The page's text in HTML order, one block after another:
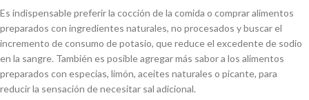
Es indispensable preferir la cocción de la comida o comprar alimentos
preparados con ingredientes naturales, no procesados y buscar el
incremento de consumo de potasio, que reduce el excedente de sodio
en la sangre. También es posible agregar más sabor a los alimentos
preparados con especias, limón, aceites naturales o picante, para
reducir la sensación de necesitar sal adicional.